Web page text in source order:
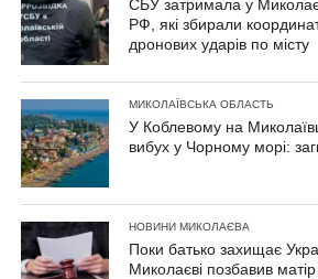
СБУ затримала у
РФ, які збирали
дронових ударів по місту
МИКОЛАЇВСЬКА ОБЛАСТЬ
У Коблевому на
вибух у Чорному морі:
НОВИНИ МИКОЛАЄВА
Поки батько захищає
Миколаєві позбавив матір